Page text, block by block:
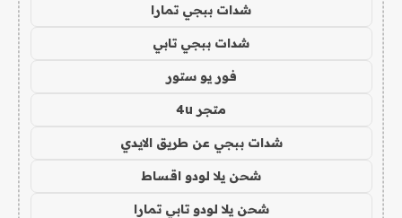
شدات ببجي تمارا
شدات ببجي تابي
فور يو ستور
متجر 4u
شدات ببجي عن طريق الايدي
شحن يلا لودو اقساط
شحن يلا لودو تابي تمارا